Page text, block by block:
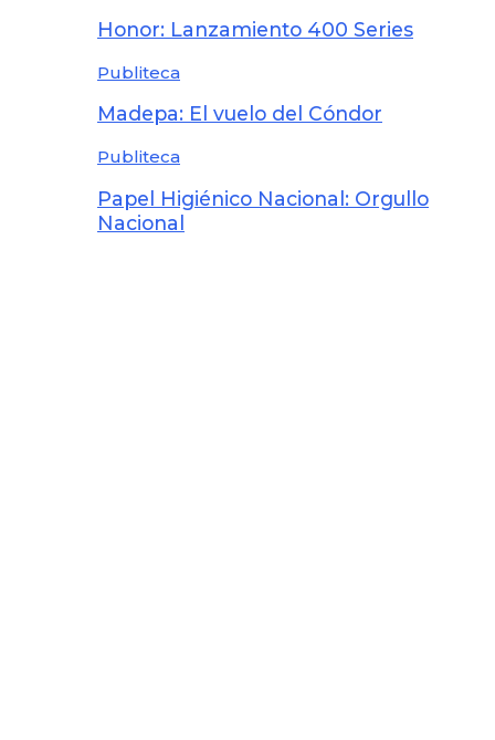
Honor: Lanzamiento 400 Series
Publiteca
Madepa: El vuelo del Cóndor
Publiteca
Papel Higiénico Nacional: Orgullo
Nacional